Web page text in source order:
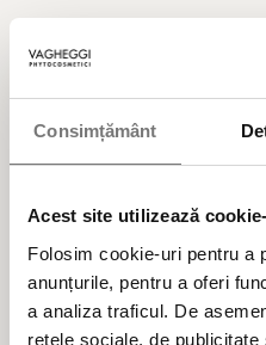
Consimțământ
Acest site utilizează
Folosim cookie-uri pentru a
anunțurile, pentru a oferi
a analiza traficul. De
rețele sociale, de
Produse
testate clinic și
Cele mai populare